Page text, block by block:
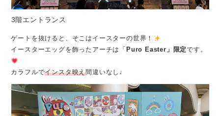
3階エントランス
ゲートを抜けると、そこはイースターの世界！
イースターエッグを飾ったアーチは「 Puro Easter」限定です。
カラフルでインスタ映え間違いなし♩